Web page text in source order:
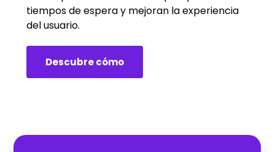
tiempos de espera y mejoran la experiencia
del usuario.
Descubre cómo